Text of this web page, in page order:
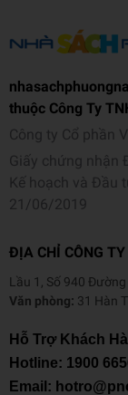
thuộc Công Ty
Công ty Cổ phần
Giấy chứng nhận
Kế hoạch và Đầu
21/06/2019
ĐỊA CHỈ CÔNG TY
Lầu 1, Số 940
Văn phòng: 31 Hàn
Hỗ Trợ Khách
Hotline: 1900
Email: